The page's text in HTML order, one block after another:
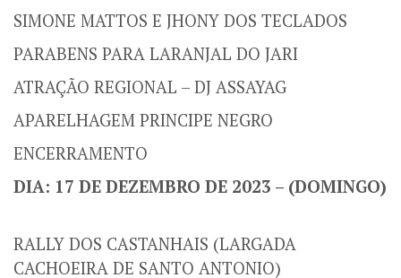
SIMONE MATTOS E JHONY DOS TECLADOS
PARABENS PARA LARANJAL DO JARI
ATRAÇÃO REGIONAL – DJ ASSAYAG
APARELHAGEM PRINCIPE NEGRO
ENCERRAMENTO
DIA: 17 DE DEZEMBRO DE 2023 – (DOMINGO)
RALLY DOS CASTANHAIS (LARGADA
CACHOEIRA DE SANTO ANTONIO)